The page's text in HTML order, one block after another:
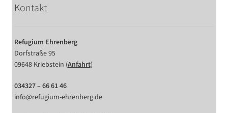
Kontakt
Refugium Ehrenberg
Dorfstraße 95
09648 Kriebstein (Anfahrt)
034327 – 66 61 46
info@refugium-ehrenberg.de